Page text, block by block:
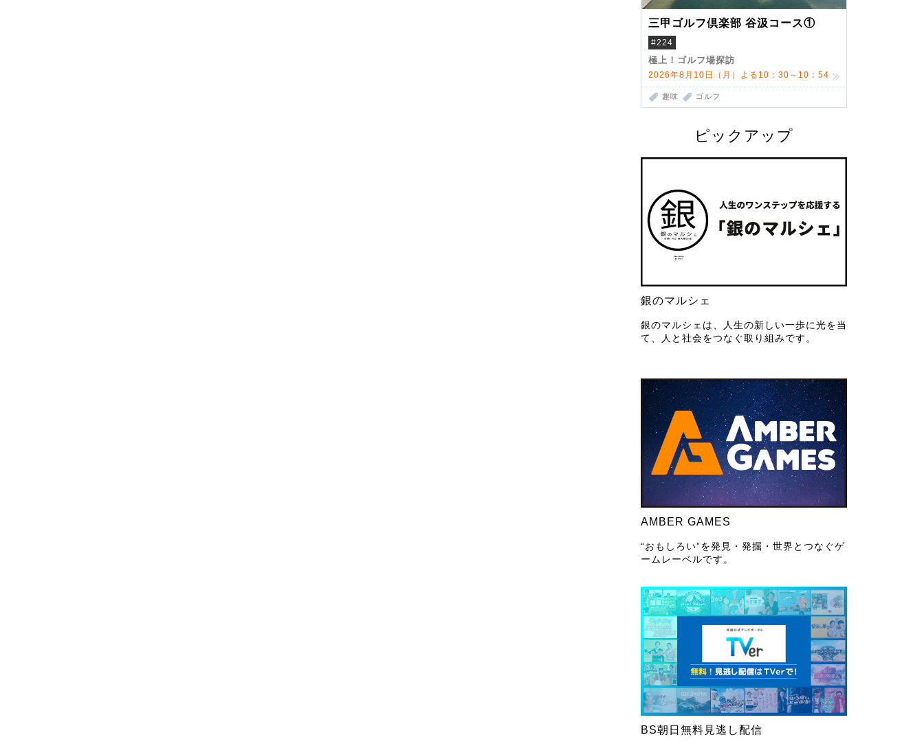
三甲ゴルフ倶楽部 谷汲コース①
#224
極上！ゴルフ場探訪
2026年8月10日（月）よる10：30～10：54
趣味 ゴルフ
ピックアップ
銀のマルシェ
銀のマルシェは、人生の新しい一歩に光を当
て、人と社会をつなぐ取り組みです。
AMBER GAMES
“おもしろい”を発見・発掘・世界とつなぐゲ
ームレーベルです。
BS朝日無料見逃し配信